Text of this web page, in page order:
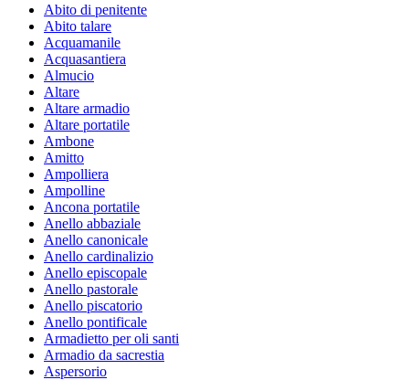
Abito di penitente
Abito talare
Acquamanile
Acquasantiera
Almucio
Altare
Altare armadio
Altare portatile
Ambone
Amitto
Ampolliera
Ampolline
Ancona portatile
Anello abbaziale
Anello canonicale
Anello cardinalizio
Anello episcopale
Anello pastorale
Anello piscatorio
Anello pontificale
Armadietto per oli santi
Armadio da sacrestia
Aspersorio